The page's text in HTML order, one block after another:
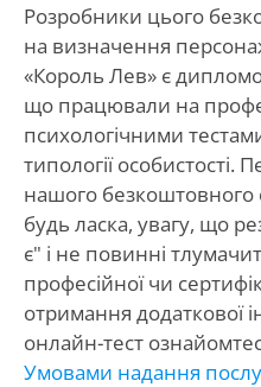
Розробники цього
на визначення
«Король Лев» є
що працювали на
психологічними
типології
нашого безкоштовного
будь ласка, увагу, що
є" і не повинні
професійної чи
отримання додаткової
онлайн-тест
Умовами надання